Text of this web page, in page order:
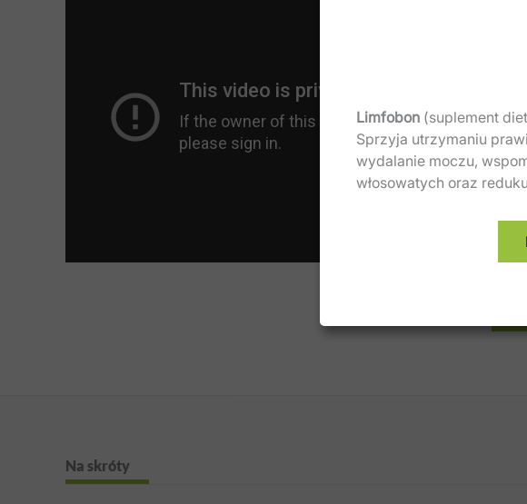
Limfobon (suplement
Sprzyja utrzymaniu
wydalanie moczu,
włosowatych oraz
Na skróty